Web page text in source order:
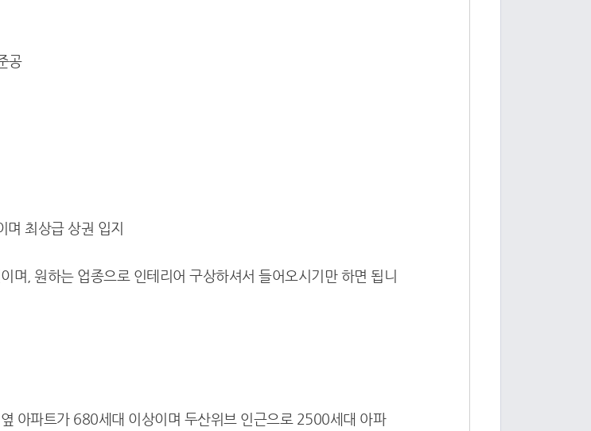
공
최상급 상권 입지
며, 원하는 업종으로 인테리어 구상하셔서 들어오시기만 하면 됩니
아파트가 680세대 이상이며 두산위브 인근으로 2500세대 아파